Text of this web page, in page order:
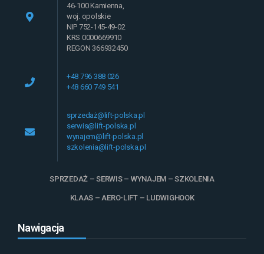
46-100 Kamienna,
woj. opolskie
NIP 752-145-49-02
KRS 0000669910
REGON 366932450
+48 796 388 026
+48 660 749 541
sprzedaż@lift-polska.pl
serwis@lift-polska.pl
wynajem@lift-polska.pl
szkolenia@lift-polska.pl
SPRZEDAŻ – SERWIS – WYNAJEM – SZKOLENIA
KLAAS – AERO-LIFT – LUDWIGHOOK
Nawigacja